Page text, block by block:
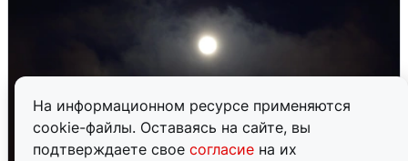
На информационном ресурсе применяются
cookie-файлы. Оставаясь на сайте, вы
подтверждаете свое согласие на их